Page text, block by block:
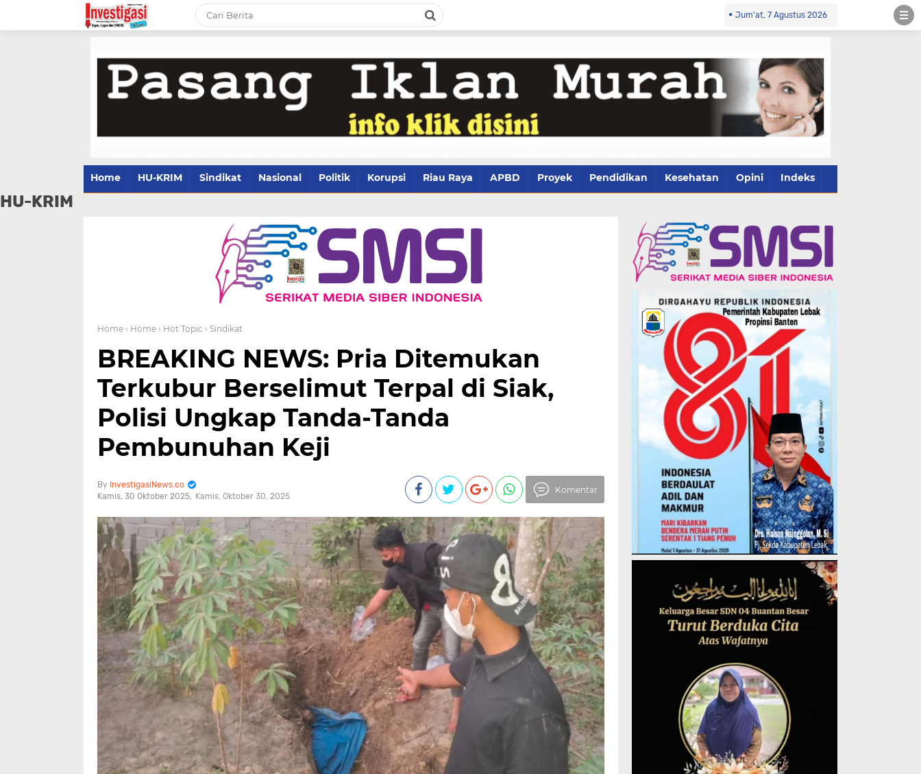
Jum'at, 7 Agustus 2026
Home HU-KRIM Sindikat Nasional Politik Korupsi Riau Raya APBD Proyek Pendidikan Kesehatan Opini Indeks
HU-KRIM
Home › Home › Hot Topic › Sindikat
BREAKING NEWS: Pria Ditemukan
Terkubur Berselimut Terpal di Siak,
Polisi Ungkap Tanda-Tanda
Pembunuhan Keji
InvestigasiNews.co
Kamis, 30 Oktober 2025
Kamis, Oktober 30, 2025
Komentar